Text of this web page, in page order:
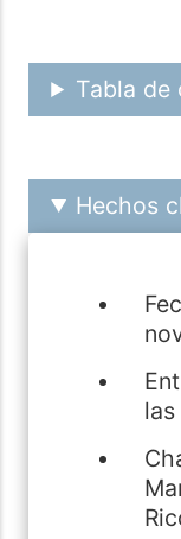
Tabla de
Hechos